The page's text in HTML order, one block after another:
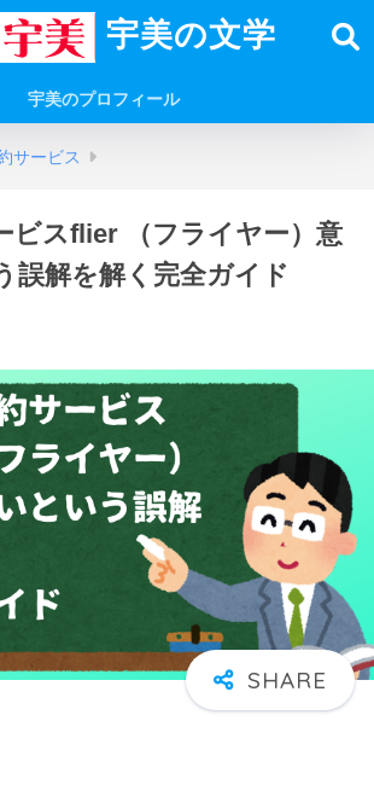
宇美の文学
宇美のプロフィール
サービス
ビスflier （フライヤー）意
誤解を解く完全ガイド